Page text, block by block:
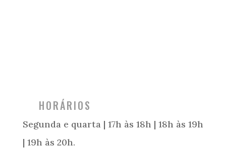
HORÁRIOS
Segunda e quarta | 17h às 18h | 18h às 19h
| 19h às 20h.